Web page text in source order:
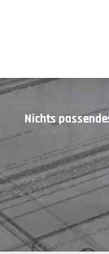
Nichts